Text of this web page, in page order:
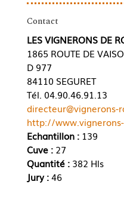
Contact
LES VIGNERONS DE
1865 ROUTE DE
D 977
84110 SEGURET
Tél. 04.90.46.91.13
directeur@vignerons-
http://
Echantillon :139
Cuve : 27
Quantité : 382 Hls
Jury :46